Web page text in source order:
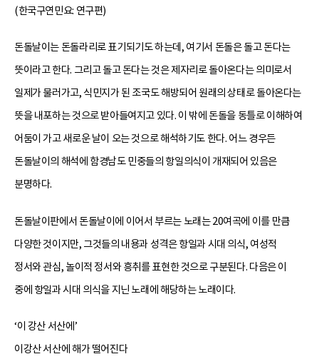
(한국구연민요: 연구편)
돈돌날이는 돈돌라리로 표기되기도 하는데, 여기서 돈돌은 돌고 돈다는
뜻이라고 한다. 그리고 돌고 돈다는 것은 제자리로 돌아온다는 의미로서
일제가 물러가고, 식민지가 된 조국도 해방되어 원래의 상태로 돌아온다는
뜻을 내포하는 것으로 받아들여지고 있다. 이 밖에 돈돌을 동틀로 이해하여
어둠이 가고 새로운 날이 오는 것으로 해석하기도 한다. 어느 경우든
돈돌날이의 해석에 함경남도 민중들의 항일의식이 개재되어 있음은
분명하다.
돈돌날이판에서 돈돌날이에 이어서 부르는 노래는 20여곡에 이를 만큼
다양한 것이지만, 그것들의 내용과 성격은 항일과 시대 의식, 여성적
정서와 관심, 놀이적 정서와 흥취를 표현한 것으로 구분된다. 다음은 이
중에 항일과 시대 의식을 지닌 노래에 해당하는 노래이다.
‘이 강산 서산에’
이강산 서산에 해가 떨어진다